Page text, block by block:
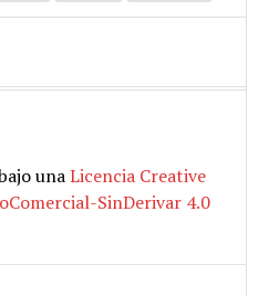
unaLicencia Creative
SinDerivar 4.0